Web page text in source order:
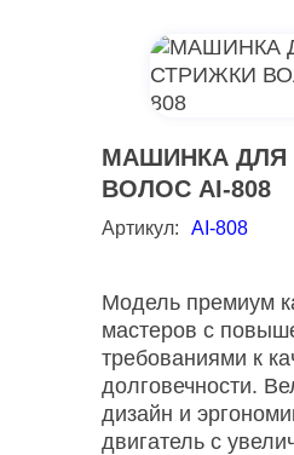
МАШИНКА ДЛЯ
ВОЛОС AI-808
Артикул: AI-808
Модель премиум
мастеров с
требованиями к
долговечности.
дизайн и
двигатель с